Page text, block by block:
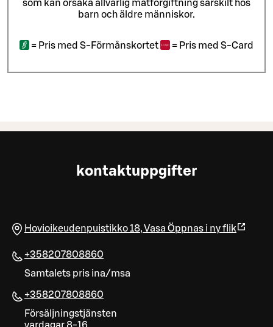
som kan orsaka allvarlig matförgiftning särskilt hos
barn och äldre människor.
= Pris med S-Förmånskortet = Pris med S-Card
kontaktuppgifter
Hovioikeudenpuistikko 18,Vasa Öppnas i ny flik
+358207808860
Samtalets pris ina/msa
+358207808860
Försäljningstjänsten